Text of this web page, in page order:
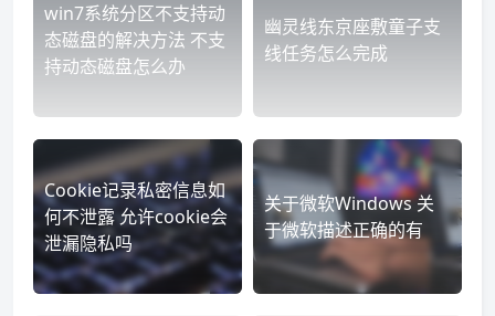
win7系统分区不支持动
态磁盘的解决方法 不支
持动态磁盘怎么办
幽灵线东京座敷童子支
线任务怎么完成
Cookie记录私密信息如
何不泄露 允许cookie会
泄漏隐私吗
关于微软Windows 关
于微软描述正确的有